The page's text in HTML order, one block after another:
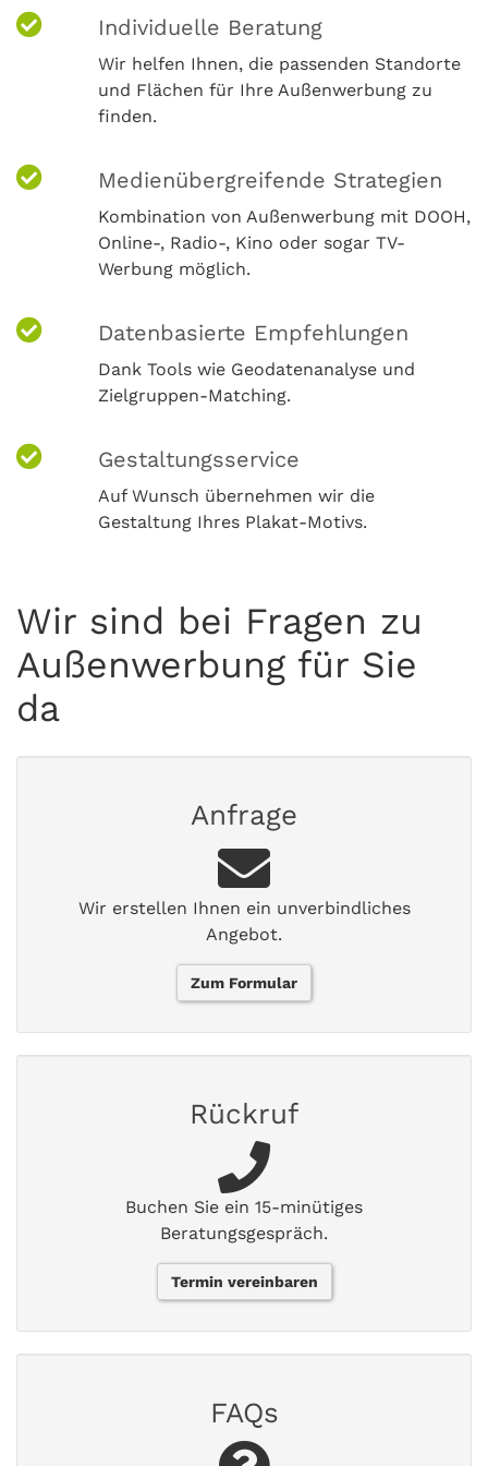
Individuelle Beratung
Wir helfen Ihnen, die passenden Standorte
und Flächen für Ihre Außenwerbung zu
finden.
Medienübergreifende Strategien
Kombination von Außenwerbung mit DOOH,
Online-, Radio-, Kino oder sogar TV-
Werbung möglich.
Datenbasierte Empfehlungen
Dank Tools wie Geodatenanalyse und
Zielgruppen-Matching.
Gestaltungsservice
Auf Wunsch übernehmen wir die
Gestaltung Ihres Plakat-Motivs.
Wir sind bei Fragen zu
Außenwerbung für Sie
da
Anfrage
Wir erstellen Ihnen ein unverbindliches
Angebot.
Zum Formular
Rückruf
Buchen Sie ein 15-minütiges
Beratungsgespräch.
Termin vereinbaren
FAQs